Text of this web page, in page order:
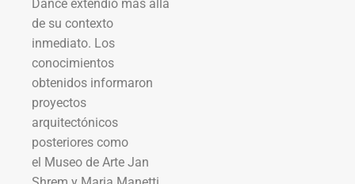
Dance extendió más allá
de su contexto
inmediato. Los
conocimientos
obtenidos informaron
proyectos
arquitectónicos
posteriores como
el Museo de Arte Jan